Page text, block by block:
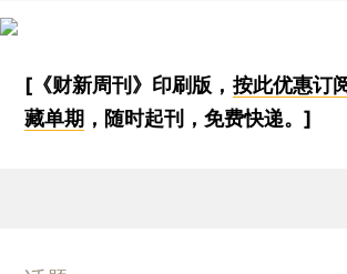
[《财新周刊》印刷版， 按此优惠订
藏单期 ，随时起刊，免费快递。]